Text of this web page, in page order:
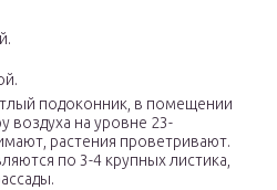
подоконник, в помещении
воздуха на уровне 23-
растения проветривают.
по 3-4 крупных листика,